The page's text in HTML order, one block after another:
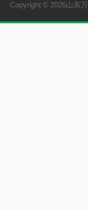
Copyright © 2026山东